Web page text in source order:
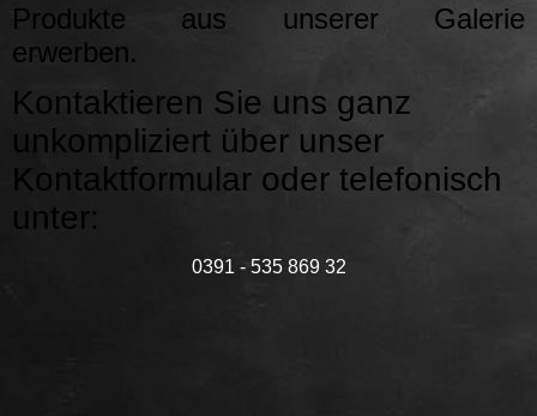
Produkte aus unserer Galerie
erwerben.
Kontaktieren Sie uns ganz
unkompliziert über unser
Kontaktformular oder telefonisch
unter:
0391 - 535 869 32